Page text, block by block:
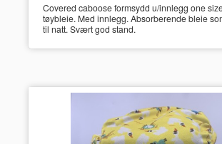
Covered caboose formsydd u/innlegg one
tøybleie. Med innlegg. Absorberende bleie
til natt. Svært god stand.